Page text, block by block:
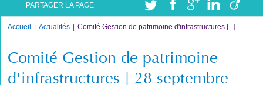
PARTAGER LA PAGE
Accueil Actualités Comité Gestion de patrimoine d'infrastructures [...]
Comité Gestion de patrimoine
d'infrastructures | 28 septembre